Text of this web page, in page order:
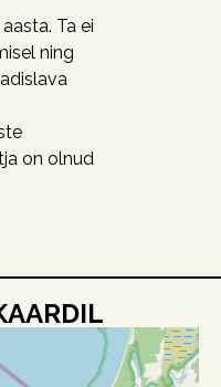
Ta ei
ning
on olnud